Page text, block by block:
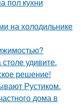
на холодильнике
удивите.
решение!
Рустиком.
дома в